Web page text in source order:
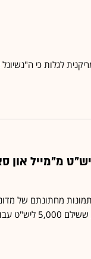
לגלות כי ה"נשיונל
5 מיליון ליש"ט
מחתונתם של מדונה
ביהמ"ש פסק כי